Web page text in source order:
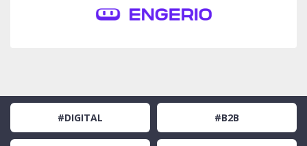
#DIGITAL #B2B